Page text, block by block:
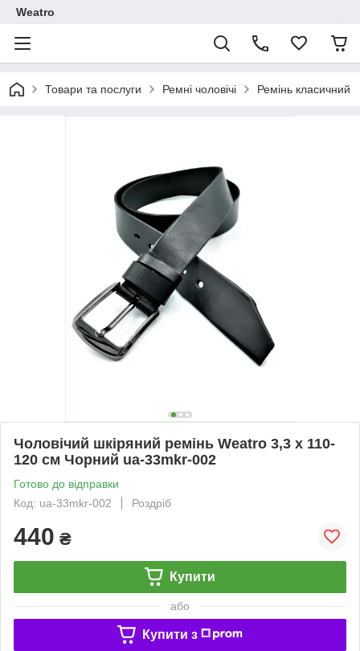
Weatro
Товари та послуги Ремні чоловічі Ремінь класичний
Чоловічий шкіряний ремінь Weatro 3,3 х 110-
120 см Чорний ua-33mkr-002
Готово до відправки
Код: ua-33mkr-002
Роздріб
440 ₴
Купити
або
Купити з